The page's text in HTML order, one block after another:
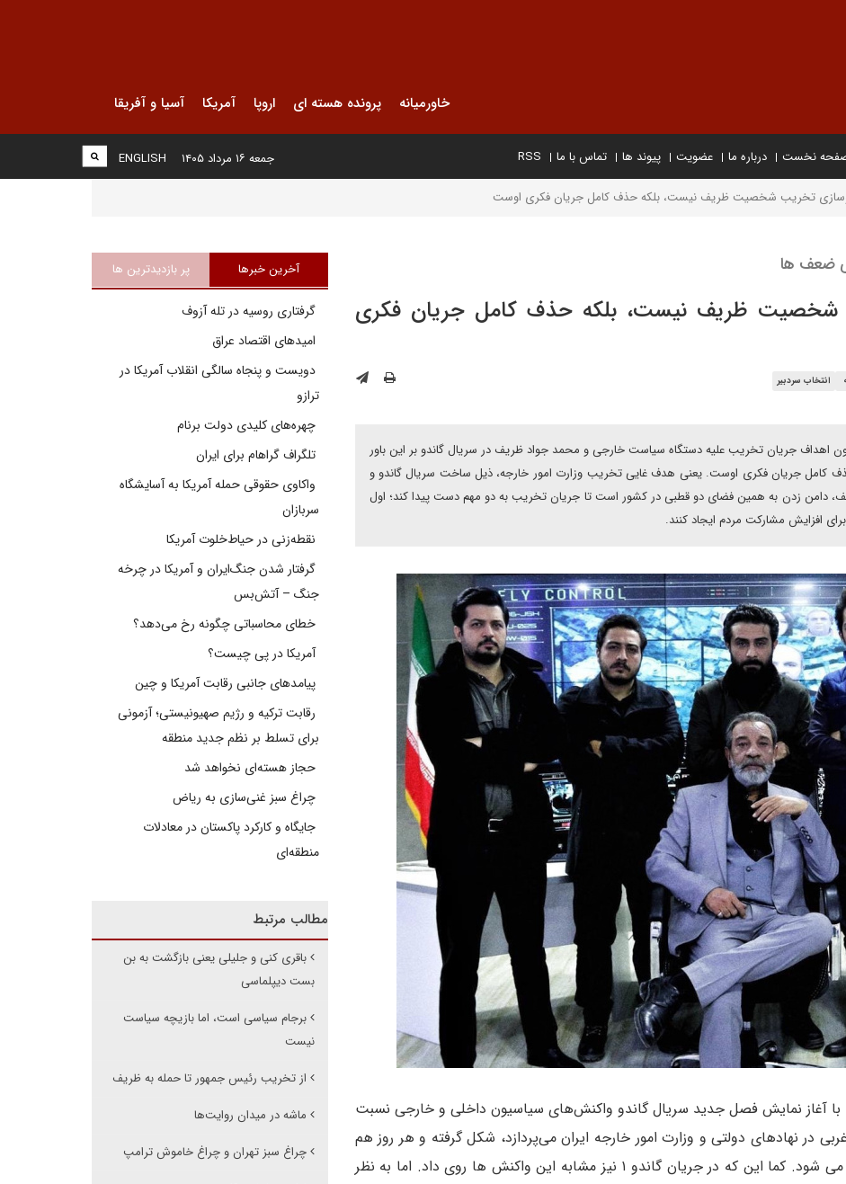
خاورمیانه پرونده هسته ای اروپا آمریکا آسیا و آفریقا
نخست درباره ما عضویت پیوند ها تماس با ما RSS
ENGLISH جمعه ۱۶ مرداد ۱۴۰۵
تخریب شخصیت ظریف نیست، بلکه حذف کامل جریان فکری اوست
ضعف ها
شخصیت ظریف نیست، بلکه حذف کامل جریان فکری
انتخاب سردبیر
اهداف جریان تخریب علیه دستگاه سیاست خارجی و محمد جواد ظریف در سریال گاندو بر این باور
جریان فکری اوست. یعنی هدف غایی تخریب وزارت امور خارجه، ذیل ساخت سریال گاندو و
دامن زدن به همین فضای دو قطبی در کشور است تا جریان تخریب به دو مهم دست پیدا کند؛ اول
افزایش مشارکت مردم ایجاد کنند.
با آغاز نمایش فصل جدید سریال گاندو واکنش‌های سیاسیون داخلی و خارجی نسبت
در نهادهای دولتی و وزارت امور خارجه ایران می‌پردازد، شکل گرفته و هر روز هم
بر دامنه این واکنش های مثبت و منفی افزوده می شود. کما این که در جریان گاندو ۱ نیز مشابه این واکنش ها روی داد. اما به نظر
آخرین خبرها پر بازدیدترین ها
گرفتاری روسیه در تله آزوف
امیدهای اقتصاد عراق
دویست و پنجاه سالگی انقلاب آمریکا در
ترازو
چهره‌های کلیدی دولت برنام
تلگراف گراهام برای ایران
واکاوی حقوقی حمله آمریکا به آسایشگاه
سربازان
نقطه‌زنی در حیاط‌خلوت آمریکا
گرفتار شدن جنگ‌ایران و آمریکا در چرخه
جنگ – آتش‌بس
خطای محاسباتی چگونه رخ می‌دهد؟
آمریکا در پی چیست؟
پیامدهای جانبی رقابت آمریکا و چین
رقابت ترکیه و رژیم صهیونیستی؛ آزمونی
برای تسلط بر نظم جدید منطقه
حجاز هسته‌ای نخواهد شد
چراغ سبز غنی‌سازی به ریاض
جایگاه و کارکرد پاکستان در معادلات
منطقه‌ای
مطالب مرتبط
باقری کنی و جلیلی یعنی بازگشت به بن
بست دیپلماسی
برجام سیاسی است، اما بازیچه سیاست
نیست
از تخریب رئیس جمهور تا حمله به ظریف
ماشه در میدان روایت‌ها
چراغ سبز تهران و چراغ خاموش ترامپ